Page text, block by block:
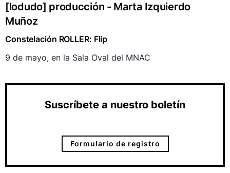
[lodudo] producción - Marta Izquierdo
Muñoz
Constelación ROLLER: Flip
9 de mayo, en la Sala Oval del MNAC
Suscríbete a nuestro boletín
Formulario de registro